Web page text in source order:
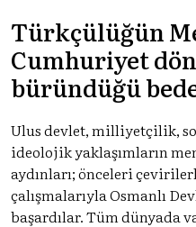
Türkçülüğün
Cumhuriyet
büründüğü
Ulus devlet, milliyetçilik,
ideolojik yaklaşımların
aydınları; önceleri
çalışmalarıyla Osmanlı
başardılar. Tüm dünyada